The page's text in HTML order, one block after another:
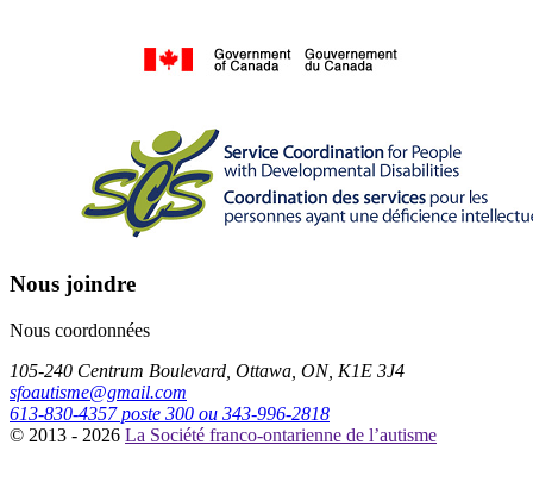
Nous joindre
Nous coordonnées
105-240 Centrum Boulevard, Ottawa, ON, K1E 3J4
sfoautisme@gmail.com
613-830-4357 poste 300 ou 343-996-2818
© 2013 - 2026 La Société franco-ontarienne de l’autisme